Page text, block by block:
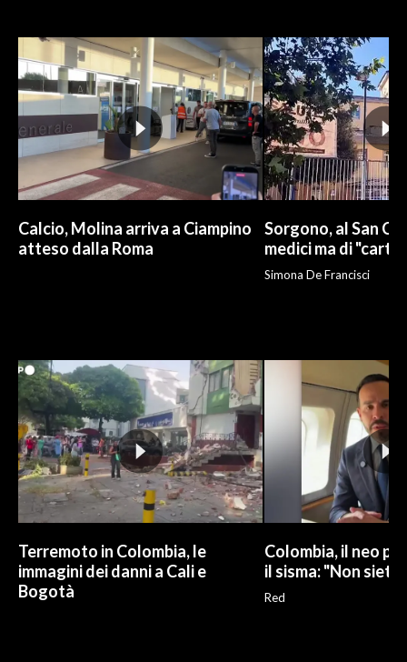
INFO AZIENDE
ABBONATI
ANNUNCI
NECROLOGI
PUBBLICITÀ
SPIAGGE
STORE
Calcio, Molina arriva a Ciampino
atteso dalla Roma
Sorgono, al San
medici ma di
Simona De Francisci
Terremoto in Colombia, le
immagini dei danni a Cali e
Bogotà
Colombia, il neo
il sisma: "Non siete
Red